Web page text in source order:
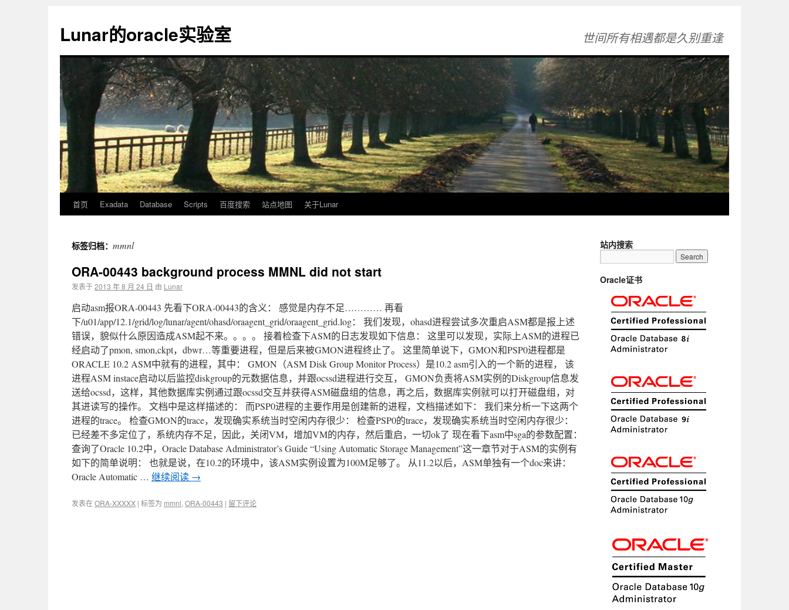
Lunar的oracle实验室 世间所有相遇都是久别重逢
首页 Exadata Database Scripts 百度搜索 站点地图 关于Lunar
标签归档： mmnl
ORA-00443 background process MMNL did not start
发表于2013 年 8 月 24 日 由 Lunar
启动asm报ORA-00443 先看下ORA-00443的含义： 感觉是内存不足………… 再看
下/u01/app/12.1/grid/log/lunar/agent/ohasd/oraagent_grid/oraagent_grid.log： 我们发现，ohasd进程尝试多次重启ASM都是报上述
错误，貌似什么原因造成ASM起不来。。。。 接着检查下ASM的日志发现如下信息： 这里可以发现，实际上ASM的进程已
经启动了pmon, smon,ckpt，dbwr…等重要进程，但是后来被GMON进程终止了。 这里简单说下，GMON和PSP0进程都是
ORACLE 10.2 ASM中就有的进程，其中： GMON（ASM Disk Group Monitor Process）是10.2 asm引入的一个新的进程， 该
进程ASM instace启动以后监控diskgroup的元数据信息，并跟ocssd进程进行交互， GMON负责将ASM实例的Diskgroup信息发
送给ocssd，这样，其他数据库实例通过跟ocssd交互并获得ASM磁盘组的信息，再之后，数据库实例就可以打开磁盘组，对
其进读写的操作。 文档中是这样描述的： 而PSP0进程的主要作用是创建新的进程，文档描述如下： 我们来分析一下这两个
进程的trace。 检查GMON的trace，发现确实系统当时空闲内存很少： 检查PSP0的trace，发现确实系统当时空闲内存很少：
已经差不多定位了，系统内存不足，因此，关闭VM，增加VM的内存，然后重启，一切ok了 现在看下asm中sga的参数配置：
查询了Oracle 10.2中，Oracle Database Administrator’s Guide “Using Automatic Storage Management”这一章节对于ASM的实例有
如下的简单说明： 也就是说，在10.2的环境中，该ASM实例设置为100M足够了。 从11.2以后，ASM单独有一个doc来讲：
Oracle Automatic … 继续阅读 →
发表在ORA-XXXXX | 标签为 mmnl, ORA-00443 | 留下评论
站内搜索
Oracle证书